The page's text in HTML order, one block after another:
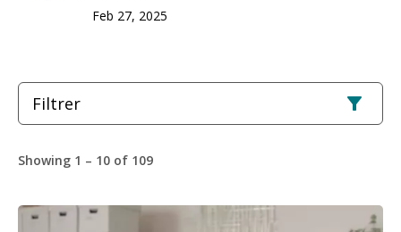
Feb 27, 2025
Filtrer
Showing 1 – 10 of 109